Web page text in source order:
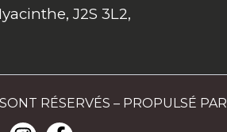
J2S 3L2,
RÉSERVÉS – PROPULSÉ PAR